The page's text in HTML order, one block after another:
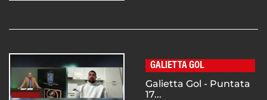
GALIETTA GOL
Galietta Gol - Puntata
17...